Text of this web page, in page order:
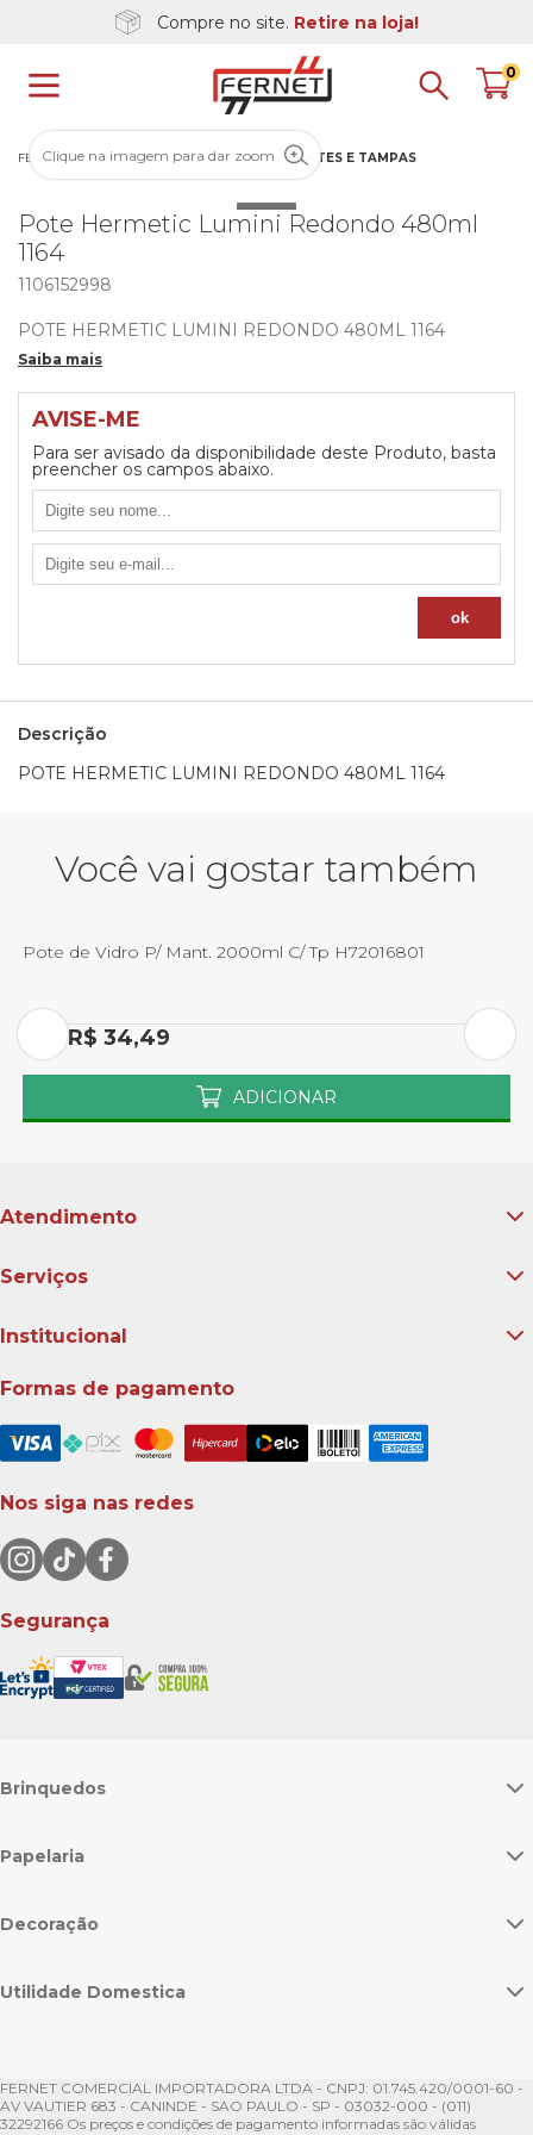
0
Compre no site. Retire na loja!
FERNET UTILIDADE DOMÉSTICA COZINHA POTES E TAMPAS
Clique na imagem para dar zoom
Pote Hermetic Lumini Redondo 480ml
1164
1106152998
POTE HERMETIC LUMINI REDONDO 480ML 1164
Saiba mais
AVISE-ME
Para ser avisado da disponibilidade deste Produto, basta
preencher os campos abaixo.
Descrição
POTE HERMETIC LUMINI REDONDO 480ML 1164
Você vai gostar também
Pote de Vidro P/ Mant. 2000ml C/ Tp H72016801
Por R$ 34,49
ADICIONAR
Atendimento
Serviços
Institucional
Formas de pagamento
Nos siga nas redes
Segurança
Brinquedos
Papelaria
Decoração
Utilidade Domestica
FERNET COMERCIAL IMPORTADORA LTDA - CNPJ: 01.745.420/0001-60 -
AV VAUTIER 683 - CANINDE - SAO PAULO - SP - 03032-000 - (011)
32292166 Os preços e condições de pagamento informadas são válidas